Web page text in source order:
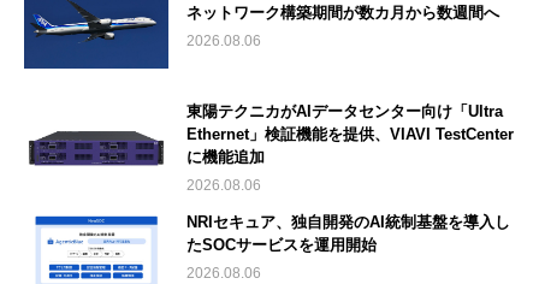
ネットワーク構築期間が数カ月から数週間へ
2026.08.06
東陽テクニカがAIデータセンター向け「Ultra
Ethernet」検証機能を提供、VIAVI TestCenter
に機能追加
2026.08.06
NRIセキュア、独自開発のAI統制基盤を導入し
たSOCサービスを運用開始
2026.08.06